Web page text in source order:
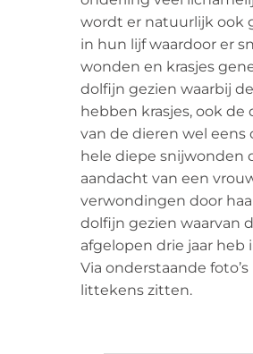
wordt er natuurlijk ook
in hun lijf waardoor er
wonden en krasjes
dolfijn gezien waarbij
hebben krasjes, ook
van de dieren wel
hele diepe snijwonden
aandacht van een
verwondingen door
dolfijn gezien waarvan
afgelopen drie jaar heb
Via onderstaande
littekens zitten.